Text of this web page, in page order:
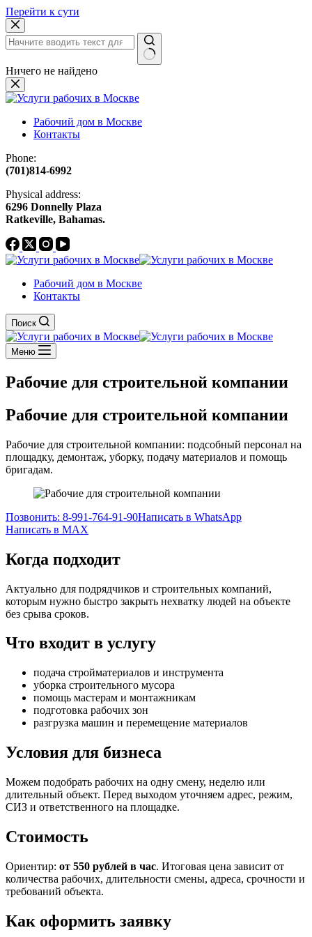
Перейти к сути
Ничего не найдено
Рабочий дом в Москве
Контакты
Phone:
(701)814-6992
Physical address:
​6296 Donnelly Plaza
Ratkeville, ​Bahamas.
Рабочий дом в Москве
Контакты
Поиск
Меню
Рабочие для строительной компании
Рабочие для строительной компании
Рабочие для строительной компании: подсобный персонал на
площадку, демонтаж, уборку, подачу материалов и помощь
бригадам.
Позвонить: 8-991-764-91-90Написать в WhatsApp
Написать в MAX
Когда подходит
Актуально для подрядчиков и строительных компаний,
которым нужно быстро закрыть нехватку людей на объекте
без срыва сроков.
Что входит в услугу
подача стройматериалов и инструмента
уборка строительного мусора
помощь мастерам и монтажникам
подготовка рабочих зон
разгрузка машин и перемещение материалов
Условия для бизнеса
Можем подобрать рабочих на одну смену, неделю или
длительный объект. Перед выходом уточняем адрес, режим,
СИЗ и ответственного на площадке.
Стоимость
Ориентир: от 550 рублей в час. Итоговая цена зависит от
количества рабочих, длительности смены, адреса, срочности и
требований объекта.
Как оформить заявку